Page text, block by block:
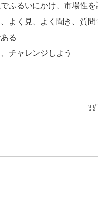
ふるいにかけ、市場性を
よく見、よく聞き、質問
る
チャレンジしよう